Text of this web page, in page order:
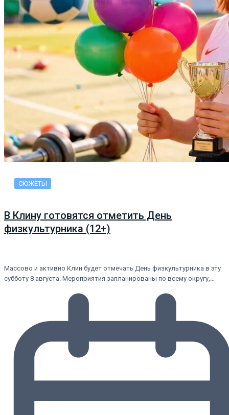
СЮЖЕТЫ
В Клину готовятся отметить День
физкультурника (12+)
Массово и активно Клин будет отмечать День физкультурника в эту
субботу 8 августа. Мероприятия запланированы по всему округу,…